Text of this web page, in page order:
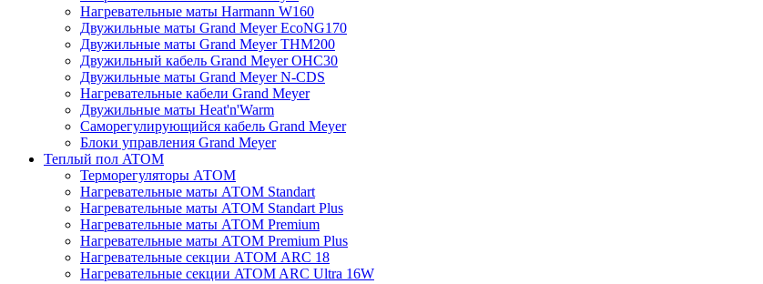
Нагревательные маты Harmann W160
Двужильные маты Grand Meyer EcoNG170
Двужильные маты Grand Meyer THM200
Двужильный кабель Grand Meyer OHC30
Двужильные маты Grand Meyer N-CDS
Нагревательные кабели Grand Meyer
Двужильные маты Heat'n'Warm
Саморегулирующийся кабель Grand Meyer
Блоки управления Grand Meyer
Теплый пол ATOM
Терморегуляторы АТОМ
Нагревательные маты АТОМ Standart
Нагревательные маты АТОМ Standart Plus
Нагревательные маты АТОМ Premium
Нагревательные маты АТОМ Premium Plus
Нагревательные секции АТОМ ARC 18
Нагревательные секции ATOM ARC Ultra 16W